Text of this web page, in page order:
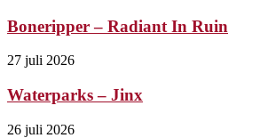
Boneripper – Radiant In Ruin
27 juli 2026
Waterparks – Jinx
26 juli 2026